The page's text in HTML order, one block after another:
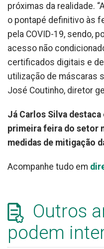
próximas da realidade.
o pontapé definitivo às
pela COVID-19, sendo,
acesso não
certificados digitais e
utilização de máscaras
José Coutinho, diretor
Já Carlos Silva
primeira feira do setor
medidas de mitigação
Acompanhe tudo em
Outros
podem